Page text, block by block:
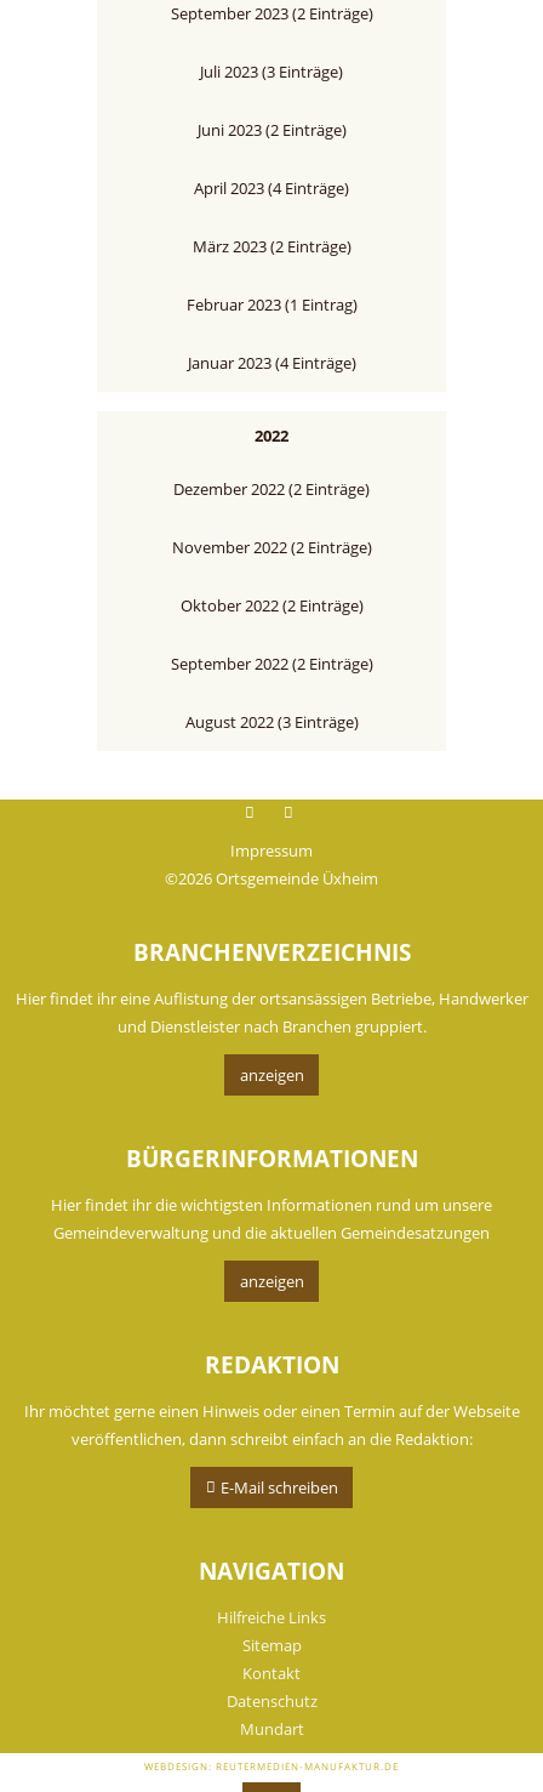
September 2023 (2 Einträge)
Juli 2023 (3 Einträge)
Juni 2023 (2 Einträge)
April 2023 (4 Einträge)
März 2023 (2 Einträge)
Februar 2023 (1 Eintrag)
Januar 2023 (4 Einträge)
2022
Dezember 2022 (2 Einträge)
November 2022 (2 Einträge)
Oktober 2022 (2 Einträge)
September 2022 (2 Einträge)
August 2022 (3 Einträge)
Facebookinstagram
Impressum
©2026 Ortsgemeinde Üxheim
BRANCHENVERZEICHNIS
Hier findet ihr eine Auflistung der ortsansässigen Betriebe, Handwerker
und Dienstleister nach Branchen gruppiert.
anzeigen
BÜRGERINFORMATIONEN
Hier findet ihr die wichtigsten Informationen rund um unsere
Gemeindeverwaltung und die aktuellen Gemeindesatzungen
anzeigen
REDAKTION
Ihr möchtet gerne einen Hinweis oder einen Termin auf der Webseite
veröffentlichen, dann schreibt einfach an die Redaktion:
E-Mail schreiben
NAVIGATION
Hilfreiche Links
Sitemap
Kontakt
Datenschutz
Mundart
WEBDESIGN: REUTERMEDIEN-MANUFAKTUR.DE